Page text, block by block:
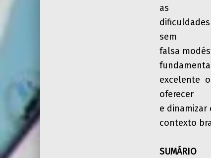
as
sem
falsa
excelente
oferecer
e
contexto
SUMÁRIO